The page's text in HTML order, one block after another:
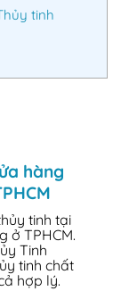
tinh
hàng
tinh tại
ở TPHCM.
Tinh
tinh chất
hợp lý.